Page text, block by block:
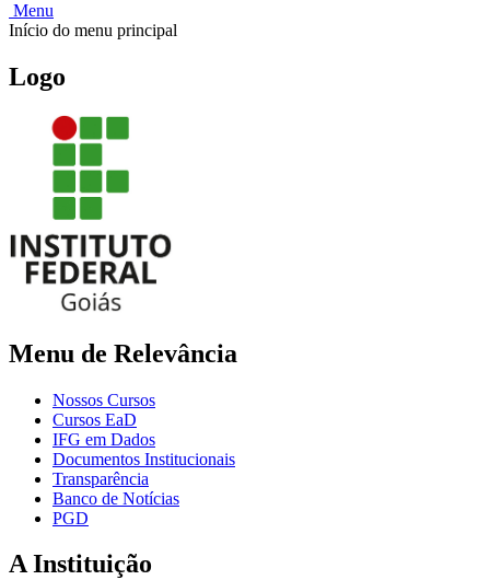
Menu
Início do menu principal
Logo
Menu de Relevância
Nossos Cursos
Cursos EaD
IFG em Dados
Documentos Institucionais
Transparência
Banco de Notícias
PGD
A Instituição